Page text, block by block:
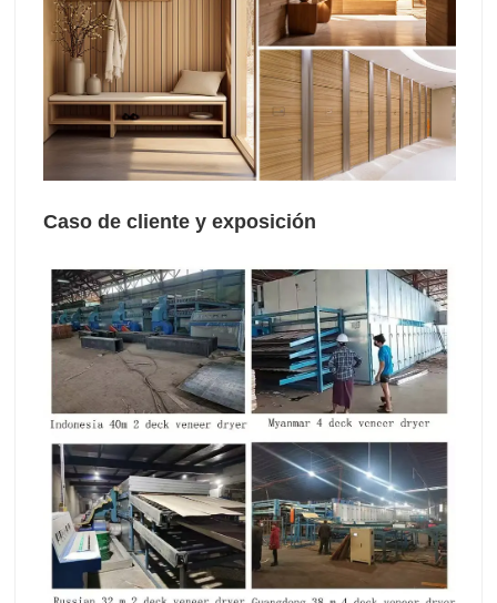
Caso de cliente y exposición